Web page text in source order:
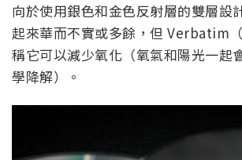
向於使用銀色和金色反射層的雙層設
起來華而不實或多餘，但 Verbatim
稱它可以減少氧化（氧氣和陽光一起
學降解）。